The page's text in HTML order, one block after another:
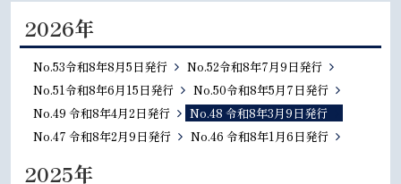
2026年
No.53令和8年8月5日発行
No.52令和8年7月9日発行
No.51令和8年6月15日発行
No.50令和8年5月7日発行
No.49 令和8年4月2日発行
No.48 令和8年3月9日発行
No.47 令和8年2月9日発行
No.46 令和8年1月6日発行
2025年